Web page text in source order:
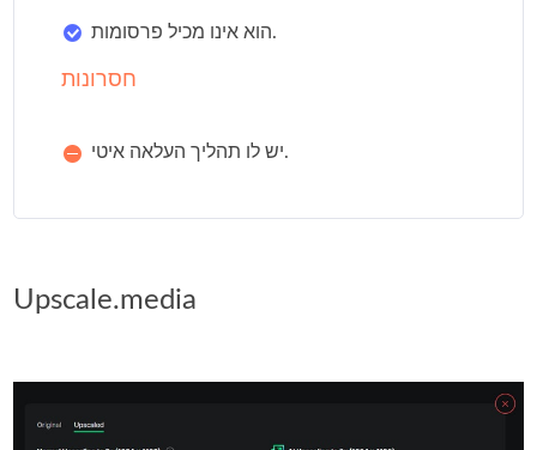
הוא אינו מכיל פרסומות.
חסרונות
יש לו תהליך העלאה איטי.
Upscale.media